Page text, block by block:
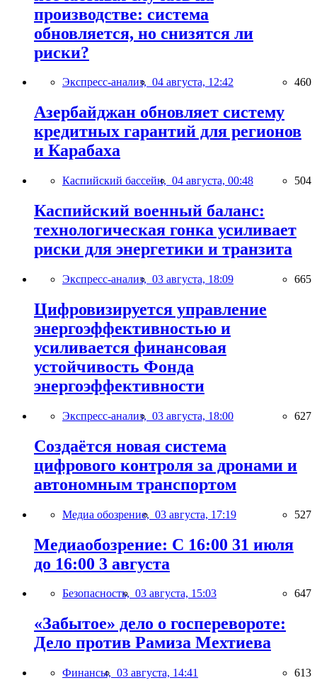
производстве: система
обновляется, но снизятся ли
риски?
Экспресс-анализ, 04 августа, 12:42 460
Азербайджан обновляет систему
кредитных гарантий для регионов
и Карабаха
Каспийский бассейн, 04 августа, 00:48 504
Каспийский военный баланс:
технологическая гонка усиливает
риски для энергетики и транзита
Экспресс-анализ, 03 августа, 18:09 665
Цифровизируется управление
энергоэффективностью и
усиливается финансовая
устойчивость Фонда
энергоэффективности
Экспресс-анализ, 03 августа, 18:00 627
Создаётся новая система
цифрового контроля за дронами и
автономным транспортом
Медиа обозрение, 03 августа, 17:19 527
Медиаобозрение: С 16:00 31 июля
до 16:00 3 августа
Безопасность, 03 августа, 15:03 647
«Забытое» дело о госперевороте:
Дело против Рамиза Мехтиева
Финансы, 03 августа, 14:41 613